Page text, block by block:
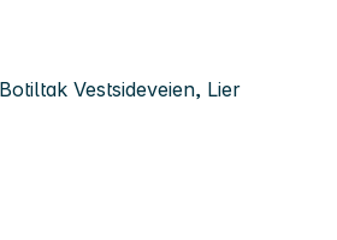
Vestsideveien, Lier